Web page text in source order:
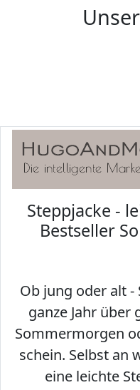
Steppjacke -
Bestseller
Ob jung oder alt -
ganze Jahr über
Sommermorgen
schein. Selbst an
eine leichte